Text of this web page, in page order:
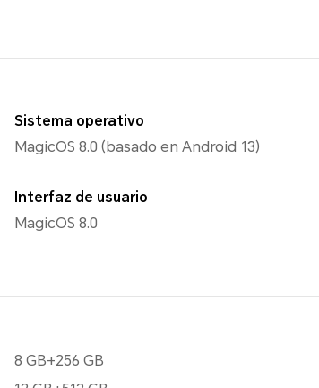
Sistema operativo
MagicOS 8.0 (basado en Android 13)
Interfaz de usuario
MagicOS 8.0
8 GB+256 GB